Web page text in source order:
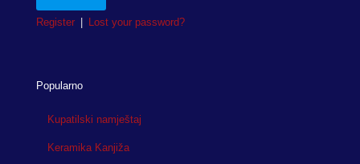
Register Lost your password?
Popularno
Kupatilski namještaj
Keramika Kanjiža